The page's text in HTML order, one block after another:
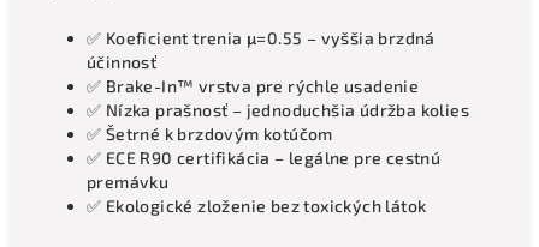
✅ Koeficient trenia μ=0.55 – vyššia brzdná
účinnosť
✅ Brake-In™ vrstva pre rýchle usadenie
✅ Nízka prašnosť – jednoduchšia údržba kolies
✅ Šetrné k brzdovým kotúčom
✅ ECE R90 certifikácia – legálne pre cestnú
premávku
✅ Ekologické zloženie bez toxických látok